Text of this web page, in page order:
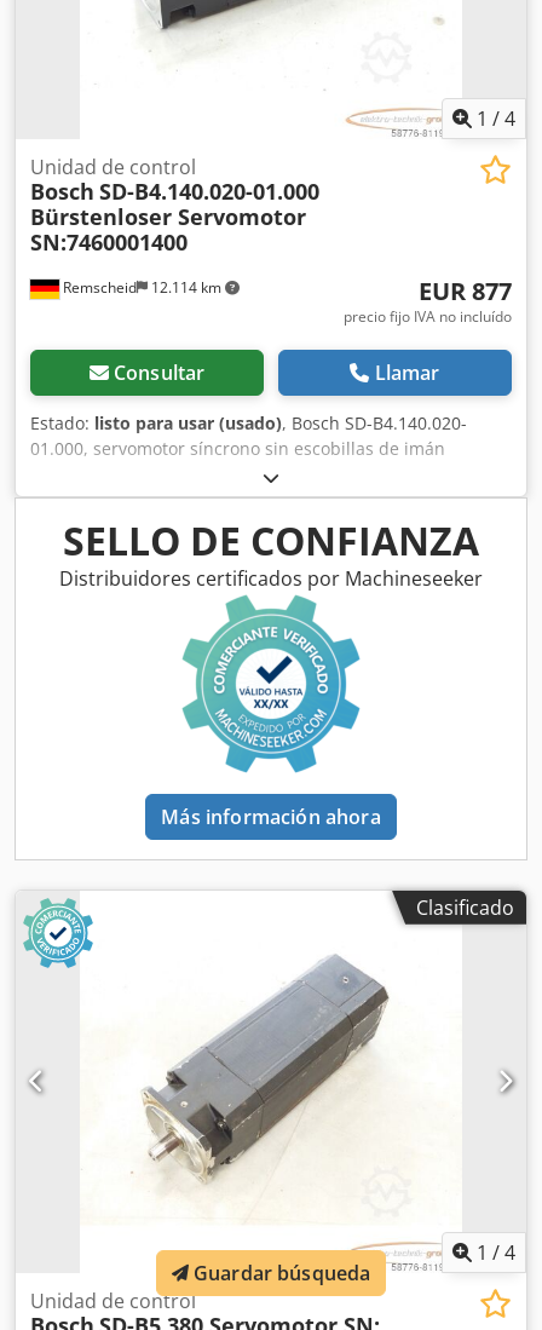
1 /4
Remscheid 12.114 km
Unidad de control
Bosch SD-B4.140.020-01.000
Bürstenloser Servomotor
SN:7460001400
EUR 877
precio fijo IVA no incluído
Consultar Llamar
Estado: listo para usar (usado), Bosch SD-B4.140.020-
01.000, servomotor síncrono sin escobillas de imán
permanente, número de serie: 7460001400. Usado, con
signos normales de uso, funcionamiento al 100%. El
alcance del suministro se corresponde con las fotografías.
Cjdpsi D E Tzsfx Afpsrf
SELLO DE CONFIANZA
Distribuidores certificados por Machineseeker
Más información ahora
Clasificado
1 /4
Unidad de control
Guardar búsqueda